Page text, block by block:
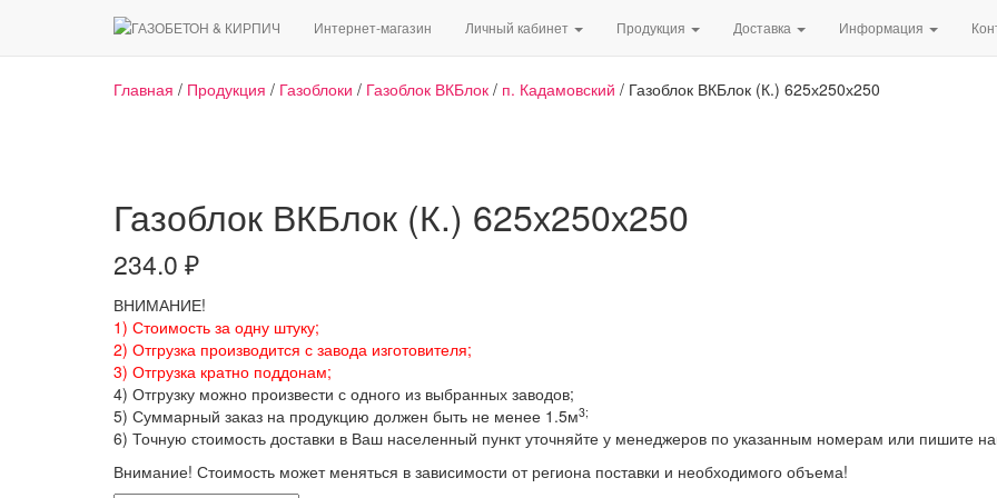
Интернет-магазин Личный кабинет Продукция Доставка Информация
Главная / Продукция / Газоблоки / Газоблок ВКБлок / п. Кадамовский / Газоблок ВКБлок (К.) 625х250х250
Газоблок ВКБлок (К.) 625х250х250
234.0 ₽
ВНИМАНИЕ!
1) Стоимость за одну штуку;
2) Отгрузка производится с завода изготовителя;
3) Отгрузка кратно поддонам;
4) Отгрузку можно произвести с одного из выбранных заводов;
5) Суммарный заказ на продукцию должен быть не менее 1.5м3;
6) Точную стоимость доставки в Ваш населенный пункт уточняйте у менеджеров по указанным номерам или пишите
Внимание! Стоимость может меняться в зависимости от региона поставки и необходимого объема!